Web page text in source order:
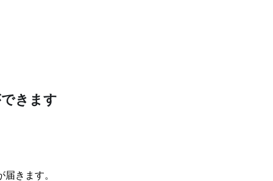
きます
きます。